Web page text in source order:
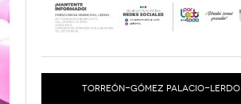
TORREÓN-GÓMEZ PALACIO-LERDO